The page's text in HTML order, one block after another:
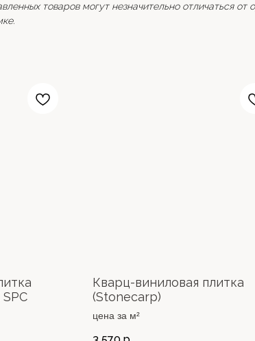
товаров могут незначительно отличаться
Кварц-виниловая плитка
(Stonecarp)
цена за м²